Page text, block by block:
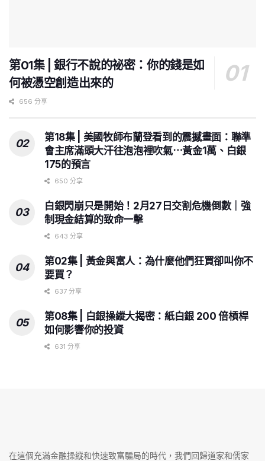
第01集 | 銀行不說的祕密：你的錢是如
何被憑空創造出來的
656 分享
第18集 | 美國牧師布蘭登看到的震撼畫面：聯準
會主席滿頭大汗往泡泡裡吹氣⋯黃金1萬、白銀
175的預言
650 分享
白銀閃崩只是開始！2月27日交割危機倒數｜強
制現金結算的致命一擊
643 分享
第02集 | 黃金與富人：為什麼他們狂買卻叫你不
要買？
637 分享
第08集 | 白銀操縱大揭密：紙白銀 200 倍槓桿
如何影響你的投資
631 分享
在這個充滿金融操縱和快速致富騙局的時代，我們回歸道家和儒家